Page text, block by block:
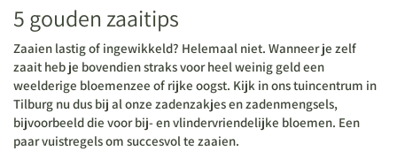
5 gouden zaaitips
Zaaien lastig of ingewikkeld? Helemaal niet. Wanneer je zelf
zaait heb je bovendien straks voor heel weinig geld een
weelderige bloemenzee of rijke oogst. Kijk in ons tuincentrum in
Tilburg nu dus bij al onze zadenzakjes en zadenmengsels,
bijvoorbeeld die voor bij- en vlindervriendelijke bloemen. Een
paar vuistregels om succesvol te zaaien.